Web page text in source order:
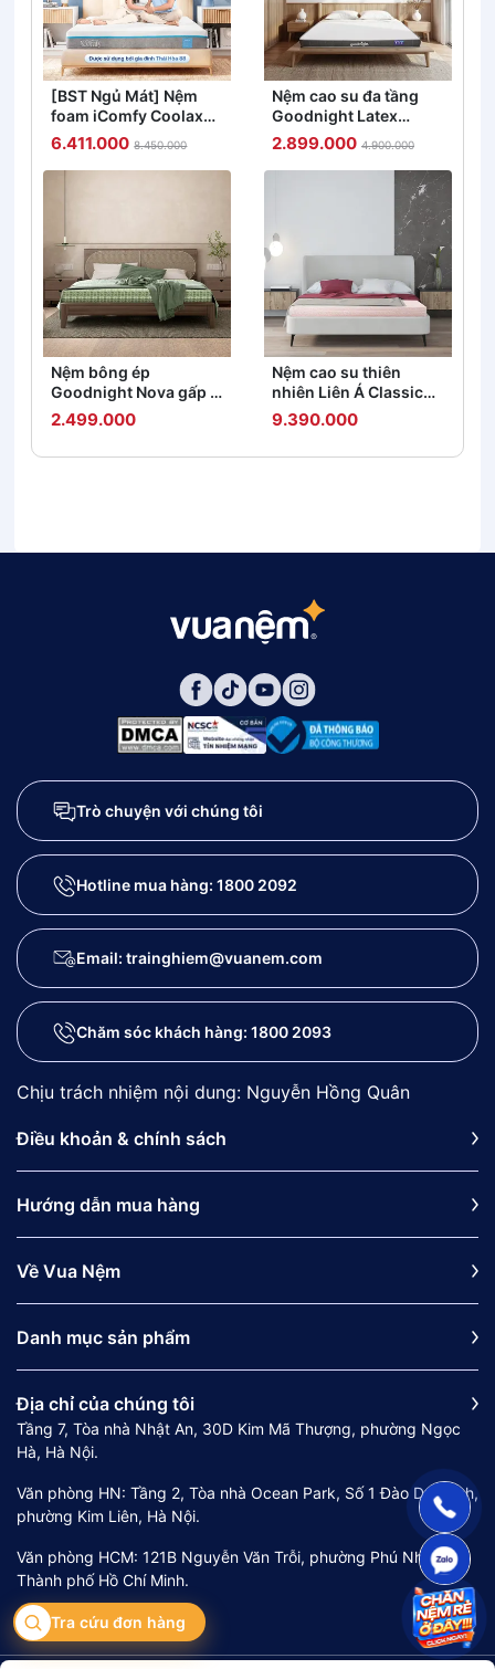
[BST Ngủ Mát] Nệm
foam iComfy Coolax
đa tầng thoáng mát,
massage thư giãn dày
15cm
6.411.000 8.450.000
Nệm cao su đa tầng
Goodnight Latex
Hybrid (Rena) vững
chắc, thông thoáng
dày 10cm
2.899.000 4.900.000
Nệm bông ép
Goodnight Nova gấp 3
dày 5/9cm
2.499.000
Nệm cao su thiên
nhiên Liên Á Classic
dày 5/10cm
9.390.000
Trò chuyện với chúng tôi
Hotline mua hàng: 1800 2092
Email: trainghiem@vuanem.com
Chăm sóc khách hàng: 1800 2093
Chịu trách nhiệm nội dung: Nguyễn Hồng Quân
Điều khoản & chính sách
Hướng dẫn mua hàng
Về Vua Nệm
Danh mục sản phẩm
Địa chỉ của chúng tôi
Tầng 7, Tòa nhà Nhật An, 30D Kim Mã Thượng, phường Ngọc
Hà, Hà Nội.
Văn phòng HN: Tầng 2, Tòa nhà Ocean Park, Số 1 Đào Duy Anh,
phường Kim Liên, Hà Nội.
Văn phòng HCM: 121B Nguyễn Văn Trỗi, phường Phú Nhuận,
Thành phố Hồ Chí Minh.
Tra cứu đơn hàng